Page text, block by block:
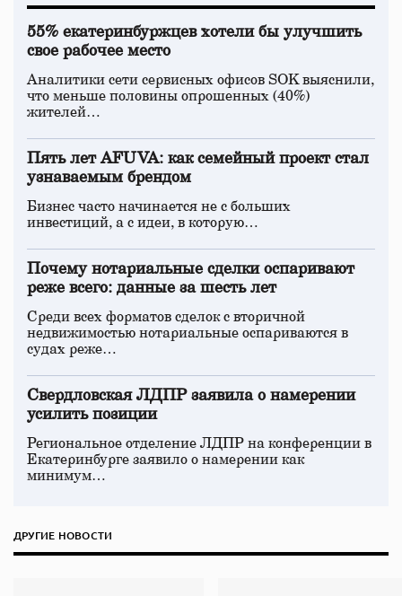
55% екатеринбуржцев хотели бы улучшить
свое рабочее место
Аналитики сети сервисных офисов SOK выяснили,
что меньше половины опрошенных (40%)
жителей…
Пять лет AFUVA: как семейный проект стал
узнаваемым брендом
Бизнес часто начинается не с больших
инвестиций, а с идеи, в которую…
Почему нотариальные сделки оспаривают
реже всего: данные за шесть лет
Среди всех форматов сделок с вторичной
недвижимостью нотариальные оспариваются в
судах реже…
Свердловская ЛДПР заявила о намерении
усилить позиции
Региональное отделение ЛДПР на конференции в
Екатеринбурге заявило о намерении как
минимум…
ДРУГИЕ НОВОСТИ